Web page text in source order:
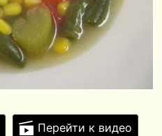
Перейти к видео